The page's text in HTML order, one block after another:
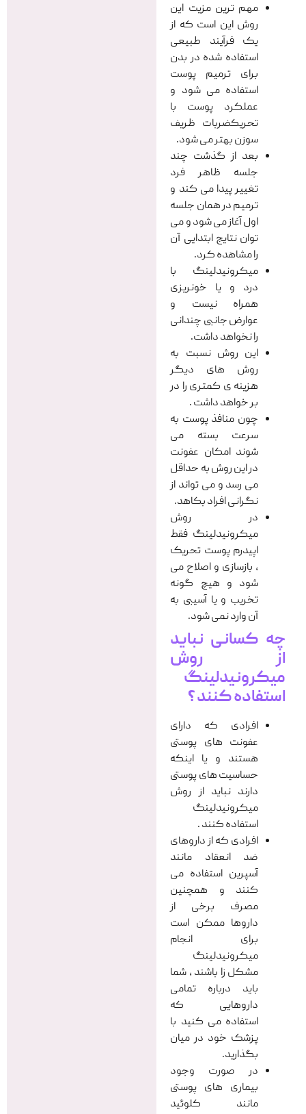
مهم ترین مزیت این
روش این است که از
یک فرآیند طبیعی
استفاده شده در بدن
برای ترمیم پوست
استفاده می شود و
عملکرد پوست با
تحریکضربات ظریف
سوزن بهتر می شود.
بعد از گذشت چند
جلسه ظاهر فرد
تغییر پیدا می کند و
ترمیم در همان جلسه
اول آغاز می شود و می
توان نتایج ابتدایی آن
را مشاهده کرد.
میکرونیدلینگ با
درد و یا خونریزی
همراه نیست و
عوارض جانبی چندانی
را نخواهد داشت.
این روش نسبت به
روش های دیگر
هزینه ی کمتری را در
بر خواهد داشت .
چون منافذ پوست به
سرعت بسته می
شوند امکان عفونت
در این روش به حداقل
می رسد و می تواند از
نگرانی افراد بکاهد.
در روش
میکرونیدلینگ فقط
اپیدرم پوست تحریک
، بازسازی و اصلاح می
شود و هیچ گونه
تخریب و یا آسیبی به
آن وارد نمی شود.
چه کسانی نباید
از روش
میکرونیدلینگ
استفاده کنند ؟
افرادی که دارای
عفونت های پوستی
هستند و یا اینکه
حساسیت های پوستی
دارند نباید از روش
میکرونیدلینگ
استفاده کنند .
افرادی که از داروهای
ضد انعقاد مانند
آسپرین استفاده می
کنند و همچنین
مصرف برخی از
داروها ممکن است
برای انجام
میکرونیدلینگ
مشکل زا باشند ، شما
باید درباره تمامی
داروهایی که
استفاده می کنید با
پزشک خود در میان
بگذارید.
در صورت وجود
بیماری های پوستی
مانند کلوئید